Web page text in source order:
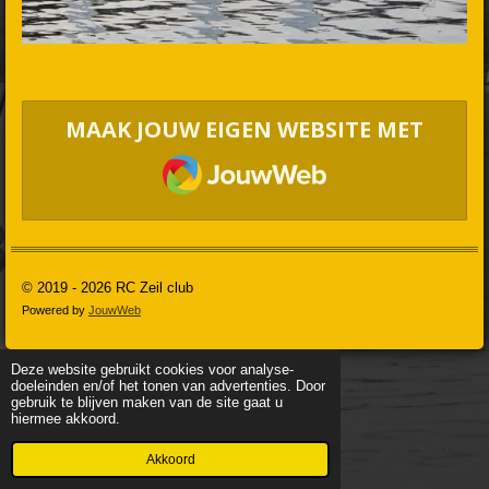
Deze website gebruikt cookies voor analyse-
doeleinden en/of het tonen van advertenties. Door
gebruik te blijven maken van de site gaat u
hiermee akkoord.
Akkoord
MAAK JOUW EIGEN WEBSITE MET
JOUWWEB
© 2019 - 2026 RC Zeil club
Powered by JouwWeb